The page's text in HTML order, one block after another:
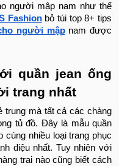
người mập nam như thế
Fashionbỏ túi top 8+ tips
người mậpnam được
quần jean ống
trang nhất
trung mà tất cả các chàng
tủ đồ. Đây là mẫu quần
cùng nhiều loại trang phục
điệu nhất. Tuy nhiên với
trai nào cũng biết cách